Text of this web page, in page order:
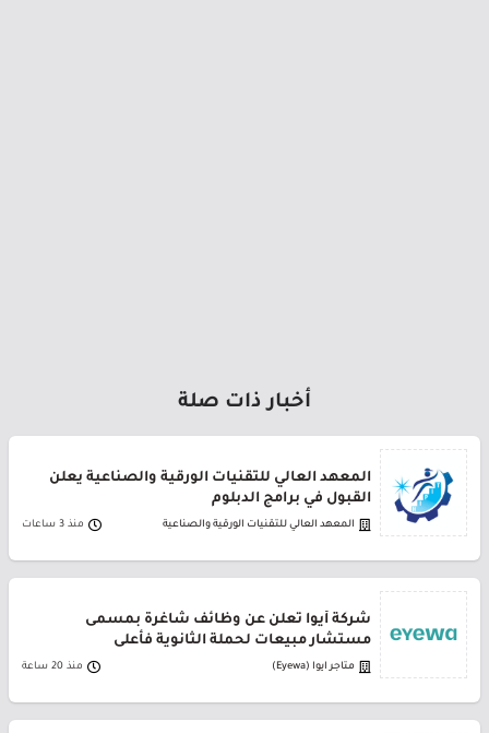
أخبار ذات صلة
المعهد العالي للتقنيات الورقية والصناعية يعلن
القبول في برامج الدبلوم
المعهد العالي للتقنيات الورقية والصناعية منذ 3 ساعات
شركة أيوا تعلن عن وظائف شاغرة بمسمى
مستشار مبيعات لحملة الثانوية فأعلى
متاجر ايوا (Eyewa) منذ 20 ساعة